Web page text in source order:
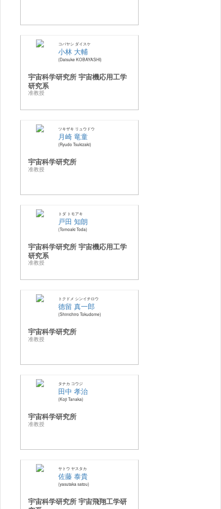
コバヤシ ダイスケ
小林 大輔
Daisuke KOBAYASHI
宇宙科学研究所 宇宙機応用工学
研究系
准教授
ツキザキ リュウドウ
月崎 竜童
Ryudo Tsukizaki
宇宙科学研究所
准教授
トダ トモアキ
戸田 知朗
Tomoaki Toda
宇宙科学研究所 宇宙機応用工学
研究系
准教授
トクドメ シンイチロウ
德留 真一郎
Shinichiro Tokudome
宇宙科学研究所
准教授
タナカ コウジ
田中 孝治
Koji Tanaka
宇宙科学研究所
准教授
サトウ ヤスタカ
佐藤 泰貴
yasutaka satou
宇宙科学研究所 宇宙飛翔工学研